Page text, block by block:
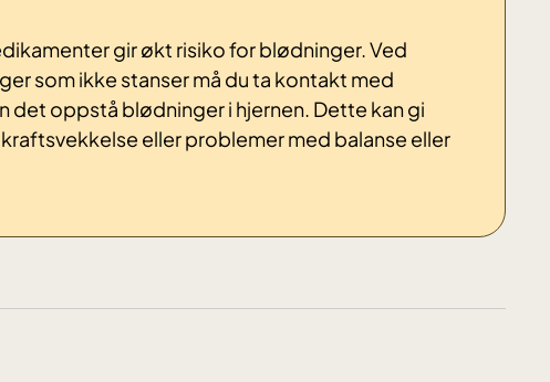
gir økt risiko for blødninger. Ved
som ikke stanser må du ta kontakt med
oppstå blødninger i hjernen. Dette kan gi
eller problemer med balanse eller